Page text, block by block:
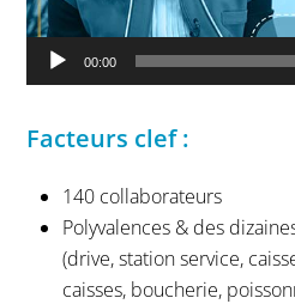
00:00
Facteurs clef :
140 collaborateurs
Polyvalences & des
(drive, station service,
caisses, boucherie,